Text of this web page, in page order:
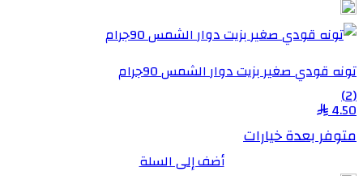
تونه قودي صغير بزيت دوار الشمس 90جرام
(2)
4.50
متوفر بعدة خيارات
أضف إلى السلة